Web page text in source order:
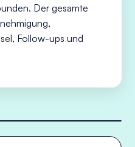
Der gesamte
Follow-ups und